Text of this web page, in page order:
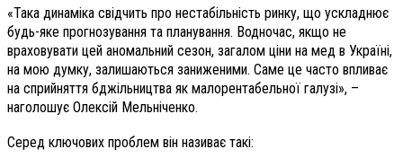
«Така динаміка свідчить про нестабільність ринку, що ускладнює
будь-яке прогнозування та планування. Водночас, якщо не
враховувати цей аномальний сезон, загалом ціни на мед в Україні,
на мою думку, залишаються заниженими. Саме це часто впливає
на сприйняття бджільництва як малорентабельної галузі», –
наголошує Олексій Мельніченко.
Серед ключових проблем він називає такі: